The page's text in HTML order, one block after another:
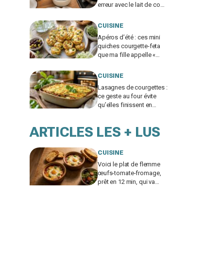
erreur avec le lait de coco
végétale
CUISINE
Apéros d’été : ces mini
quiches courgette-feta
que ma fille appelle «
vous évitez ce geste
CUISINE
Lasagnes de courgettes :
ce geste au four évite
qu’elles finissent en
ARTICLES LES + LUS
CUISINE
Voici le plat de flemme
œufs-tomate-fromage,
prêt en 12 min, qui va